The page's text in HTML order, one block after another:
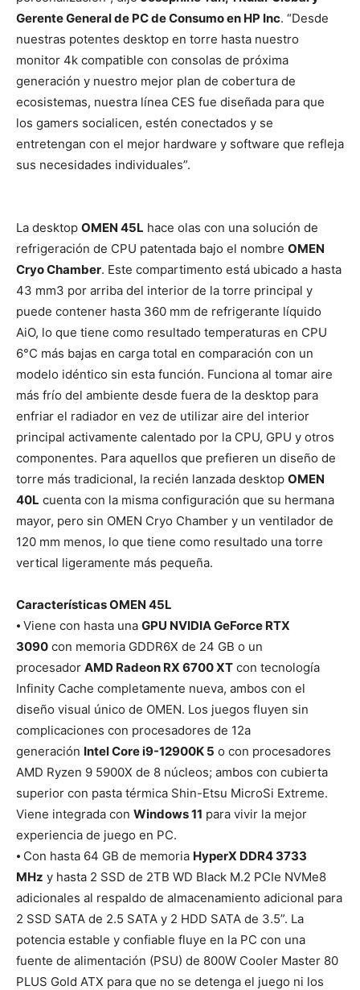
Gerente General de PC de Consumo en HP Inc. “Desde
nuestras potentes desktop en torre hasta nuestro
monitor 4k compatible con consolas de próxima
generación y nuestro mejor plan de cobertura de
ecosistemas, nuestra línea CES fue diseñada para que
los gamers socialicen, estén conectados y se
entretengan con el mejor hardware y software que refleja
sus necesidades individuales”.
La desktop OMEN 45L hace olas con una solución de
refrigeración de CPU patentada bajo el nombre OMEN
Cryo Chamber. Este compartimento está ubicado a hasta
43 mm3 por arriba del interior de la torre principal y
puede contener hasta 360 mm de refrigerante líquido
AiO, lo que tiene como resultado temperaturas en CPU
6°C más bajas en carga total en comparación con un
modelo idéntico sin esta función. Funciona al tomar aire
más frío del ambiente desde fuera de la desktop para
enfriar el radiador en vez de utilizar aire del interior
principal activamente calentado por la CPU, GPU y otros
componentes. Para aquellos que prefieren un diseño de
torre más tradicional, la recién lanzada desktop OMEN
40L cuenta con la misma configuración que su hermana
mayor, pero sin OMEN Cryo Chamber y un ventilador de
120 mm menos, lo que tiene como resultado una torre
vertical ligeramente más pequeña.
Características OMEN 45L
⦁ Viene con hasta una GPU NVIDIA GeForce RTX
3090 con memoria GDDR6X de 24 GB o un
procesador AMD Radeon RX 6700 XT con tecnología
Infinity Cache completamente nueva, ambos con el
diseño visual único de OMEN. Los juegos fluyen sin
complicaciones con procesadores de 12a
generación Intel Core i9-12900K 5 o con procesadores
AMD Ryzen 9 5900X de 8 núcleos; ambos con cubierta
superior con pasta térmica Shin-Etsu MicroSi Extreme.
Viene integrada con Windows 11 para vivir la mejor
experiencia de juego en PC.
⦁ Con hasta 64 GB de memoria HyperX DDR4 3733
MHz y hasta 2 SSD de 2TB WD Black M.2 PCIe NVMe8
adicionales al respaldo de almacenamiento adicional para
2 SSD SATA de 2.5 SATA y 2 HDD SATA de 3.5”. La
potencia estable y confiable fluye en la PC con una
fuente de alimentación (PSU) de 800W Cooler Master 80
PLUS Gold ATX para que no se detenga el juego ni los